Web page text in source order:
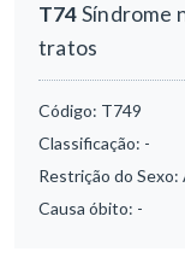
T74Síndrome
tratos
Código: T749
Classificação: -
Restrição do Sexo:
Causa óbito: -